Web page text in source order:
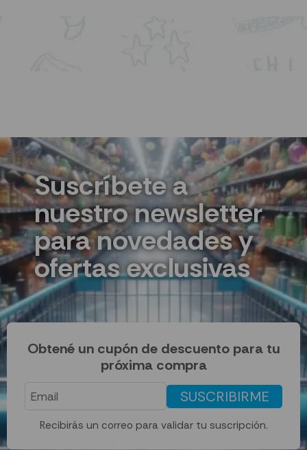
Suscríbete a
nuestro newsletter
para novedades y
ofertas exclusivas
Obtené un cupón de descuento para tu
próxima compra
SUSCRIBIRME
Recibirás un correo para validar tu suscripción.